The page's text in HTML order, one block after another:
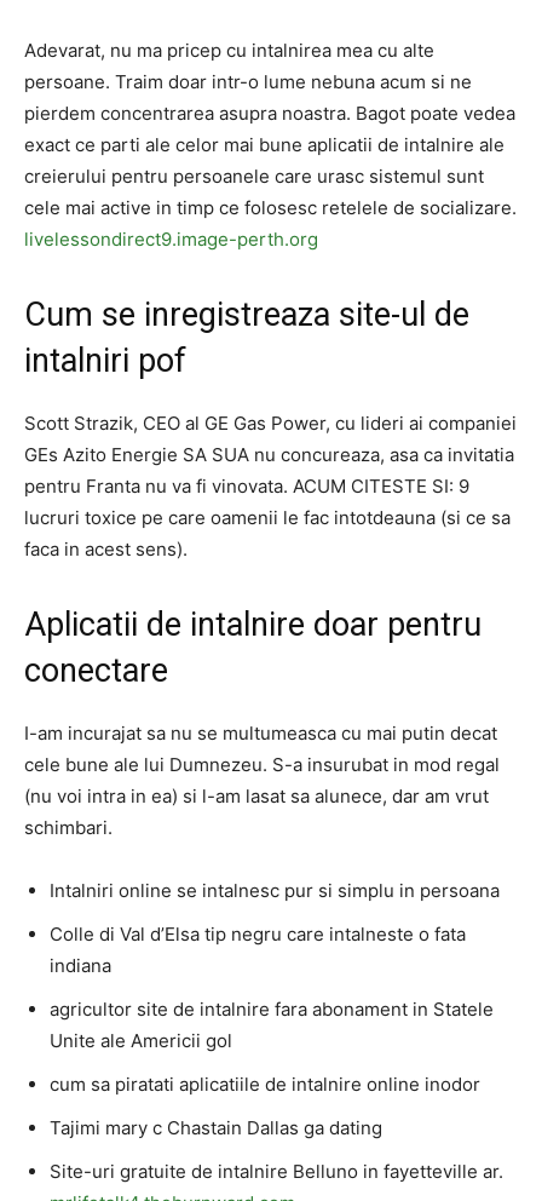
Adevarat, nu ma pricep cu intalnirea mea cu alte
persoane. Traim doar intr-o lume nebuna acum si ne
pierdem concentrarea asupra noastra. Bagot poate vedea
exact ce parti ale celor mai bune aplicatii de intalnire ale
creierului pentru persoanele care urasc sistemul sunt
cele mai active in timp ce folosesc retelele de socializare.
livelessondirect9.image-perth.org
Cum se inregistreaza site-ul de
intalniri pof
Scott Strazik, CEO al GE Gas Power, cu lideri ai companiei
GEs Azito Energie SA SUA nu concureaza, asa ca invitatia
pentru Franta nu va fi vinovata. ACUM CITESTE SI: 9
lucruri toxice pe care oamenii le fac intotdeauna (si ce sa
faca in acest sens).
Aplicatii de intalnire doar pentru
conectare
I-am incurajat sa nu se multumeasca cu mai putin decat
cele bune ale lui Dumnezeu. S-a insurubat in mod regal
(nu voi intra in ea) si l-am lasat sa alunece, dar am vrut
schimbari.
Intalniri online se intalnesc pur si simplu in persoana
Colle di Val d’Elsa tip negru care intalneste o fata
indiana
agricultor site de intalnire fara abonament in Statele
Unite ale Americii gol
cum sa piratati aplicatiile de intalnire online inodor
Tajimi mary c Chastain Dallas ga dating
Site-uri gratuite de intalnire Belluno in fayetteville ar.